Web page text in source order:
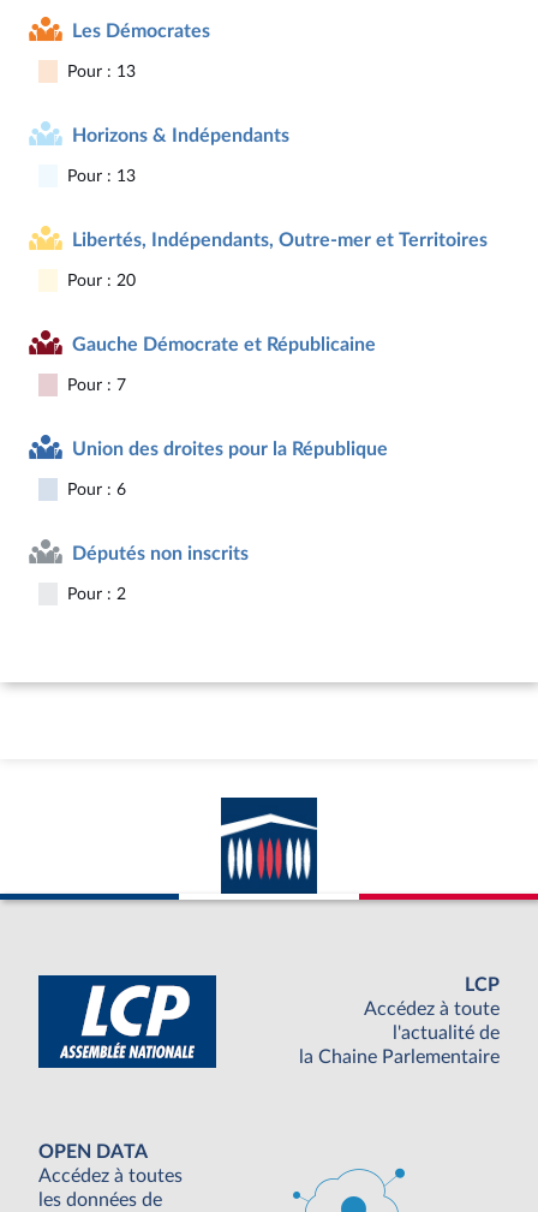
Les Démocrates
Pour : 13
Horizons & Indépendants
Pour : 13
Libertés, Indépendants, Outre-mer et Territoires
Pour : 20
Gauche Démocrate et Républicaine
Pour : 7
Union des droites pour la République
Pour : 6
Députés non inscrits
Pour : 2
LCP
Accédez à toute
l'actualité de
la Chaine Parlementaire
OPEN DATA
Accédez à toutes
les données de